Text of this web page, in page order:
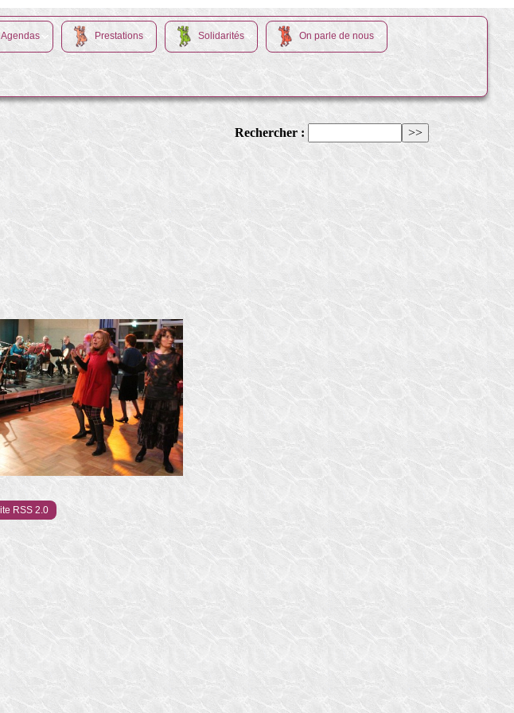
Agendas Prestations Solidarités On parle de nous
Rechercher :
RSS 2.0